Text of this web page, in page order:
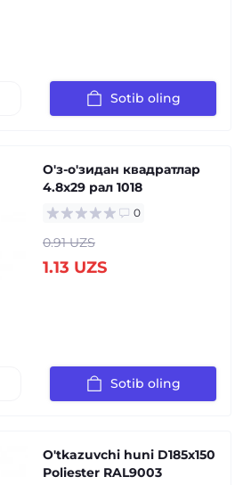
Sotib oling
О'з-о'зидан квадратлар
4.8x29 рал 1018
0
0.91 UZS
1.13 UZS
Sotib oling
O'tkazuvchi huni D185х150
Poliester RAL9003